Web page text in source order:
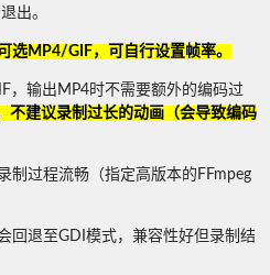
出。
选MP4/GIF，可自行设置帧率。
，输出MP4时不需要额外的编码过
不建议录制过长的动画（会导致编码
制过程流畅（指定高版本的FFmpeg
回退至GDI模式，兼容性好但录制结